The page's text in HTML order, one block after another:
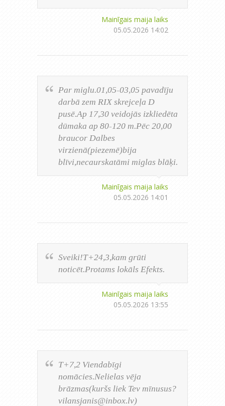
Mainīgais maija laiks
05.05.2026 14:02
Par miglu.01,05-03,05 pavadīju
darbā zem RIX skrejceļa D
pusē.Ap 17,30 veidojās izkliedēta
dūmaka ap 80-120 m.Pēc 20,00
braucor Dalbes
virzienā(piezemē)bija
blīvi,necaurskatāmi miglas blāķi.
Mainīgais maija laiks
05.05.2026 14:01
Sveiki!T+24,3,kam grūti
noticēt.Protams lokāls Efekts.
Mainīgais maija laiks
05.05.2026 13:55
T+7,2 Viendabīgi
nomācies.Nelielas vēja
brāzmas(kuršs liek Tev mīnusus?
vilansjanis@inbox.lv)